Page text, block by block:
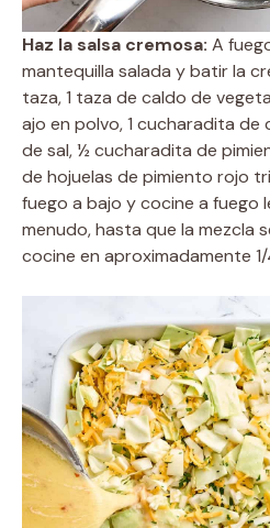
Haz la salsa cremosa: A
mantequilla salada y batir la
taza, 1 taza de caldo de
ajo en polvo, 1 cucharadita de
de sal, ½ cucharadita de
de hojuelas de pimiento rojo
fuego a bajo y cocine a fuego
menudo, hasta que la mezcla
cocine en aproximadamente 1/